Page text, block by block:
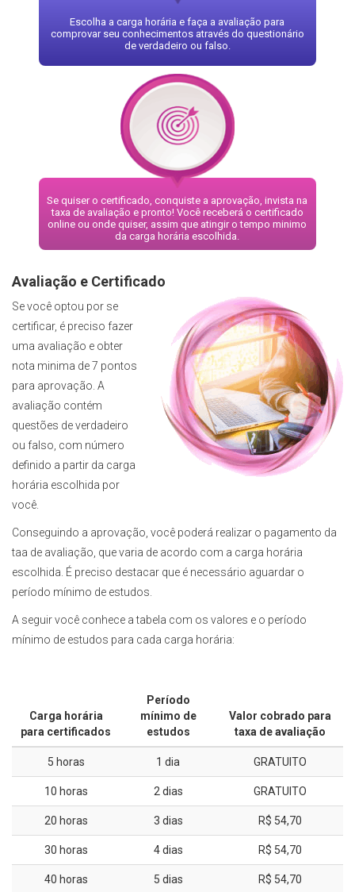
Escolha a carga horária e faça a avaliação para
comprovar seu conhecimentos através do questionário
de verdadeiro ou falso.
Se quiser o certificado, conquiste a aprovação, invista na
taxa de avaliação e pronto! Você receberá o certificado
online ou onde quiser, assim que atingir o tempo minimo
da carga horária escolhida.
Avaliação e Certificado
Se você optou por se
certificar, é preciso fazer
uma avaliação e obter
nota minima de 7 pontos
para aprovação. A
avaliação contém
questões de verdadeiro
ou falso, com número
definido a partir da carga
horária escolhida por
você.
Conseguindo a aprovação, você poderá realizar o pagamento da
taa de avaliação, que varia de acordo com a carga horária
escolhida. É preciso destacar que é necessário aguardar o
período mínimo de estudos.
A seguir você conhece a tabela com os valores e o período
mínimo de estudos para cada carga horária:
Carga horária
para certificados
Período
mínimo de
estudos
Valor cobrado para
taxa de avaliação
5 horas 1 dia GRATUITO
10 horas 2 dias GRATUITO
20 horas 3 dias R$ 54,70
30 horas 4 dias R$ 54,70
40 horas 5 dias R$ 54,70